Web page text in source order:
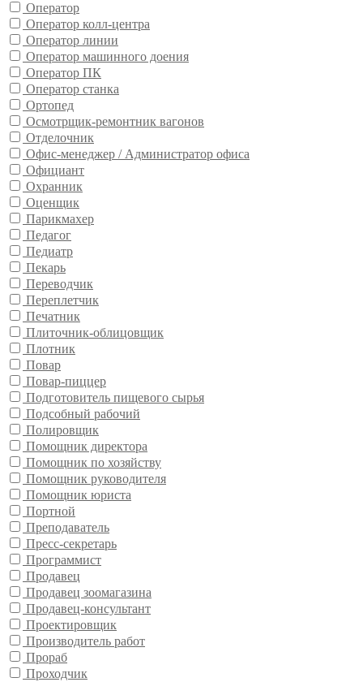
Оператор
Оператор колл-центра
Оператор линии
Оператор машинного доения
Оператор ПК
Оператор станка
Ортопед
Осмотрщик-ремонтник вагонов
Отделочник
Офис-менеджер / Администратор офиса
Официант
Охранник
Оценщик
Парикмахер
Педагог
Педиатр
Пекарь
Переводчик
Переплетчик
Печатник
Плиточник-облицовщик
Плотник
Повар
Повар-пиццер
Подготовитель пищевого сырья
Подсобный рабочий
Полировщик
Помощник директора
Помощник по хозяйству
Помощник руководителя
Помощник юриста
Портной
Преподаватель
Пресс-секретарь
Программист
Продавец
Продавец зоомагазина
Продавец-консультант
Проектировщик
Производитель работ
Прораб
Проходчик